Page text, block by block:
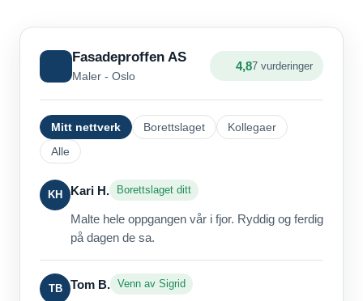
Fasadeproffen AS
Maler - Oslo
4,87 vurderinger
Mitt nettverk Borettslaget
Kollegaer
Alle
KH Kari H. Borettslaget ditt
Malte hele oppgangen vår i fjor. Ryddig og ferdig
på dagen de sa.
TB Tom B. Venn av Sigrid